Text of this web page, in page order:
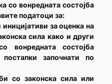
со вонредната состојба
податоци за:
за оценка на
сила како и други
вонредната состојба
започнати по
со законска сила или